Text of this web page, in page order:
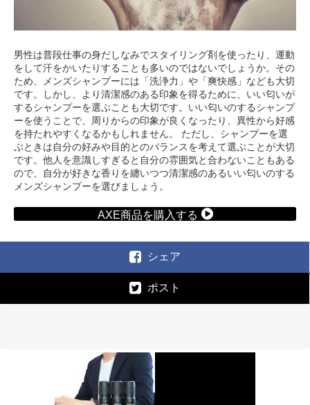
男性は普段仕事の身だしなみでスタイリング剤を使ったり、運動
をして汗をかいたりすることも多いのではないでしょうか。その
ため、メンズシャンプーには「洗浄力」や「爽快感」なども大切
です。しかし、より清潔感のある印象を得るために、いい匂いが
するシャンプーを選ぶことも大切です。いい匂いのするシャンプ
ーを使うことで、周りからの印象が良くなったり、異性から好感
を持たれやすくなるかもしれません。 ただし、シャンプーを選
ぶときは自分の好みや目的とのバランスを考えて選ぶことが大切
です。他人を意識しすぎると自分の雰囲気と合わないこともある
ので、自分が好きな香りを纏いつつ清潔感のあるいい匂いのする
メンズシャンプーを選びましょう。
AXE商品を購入する
シェア
ポスト